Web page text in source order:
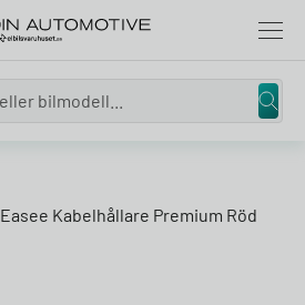
Easee Kabelhållare Premium Röd